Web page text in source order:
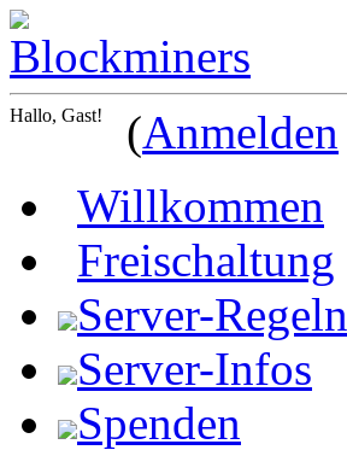
Hallo, Gast! (Anmelden
Willkommen
Freischaltung
Server-Regeln
Server-Infos
Spenden